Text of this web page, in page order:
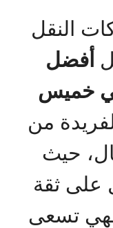
النقل
أفضل
خميس
من
حيث
ثقة
تسعى